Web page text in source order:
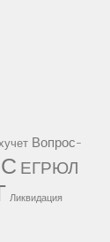
Вопрос-
ЕГРЮЛ
Ликвидация